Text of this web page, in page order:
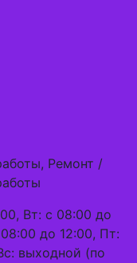
Ремонт /
Вт: с 08:00 до
до 12:00, Пт:
выходной (по